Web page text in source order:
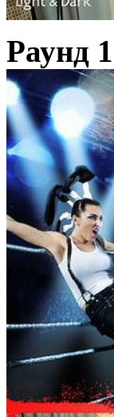
Раунд 1